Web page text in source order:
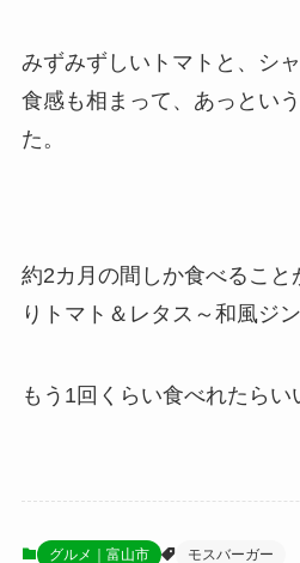
みずみずしいトマトと、シ
食感も相まって、あっとい
た。
約2カ月の間しか食べること
りトマト＆レタス～和風ジ
もう1回くらい食べれたらい
グルメ｜富山市 モスバーガー